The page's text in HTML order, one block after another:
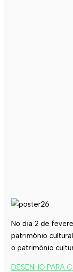
No dia 2 de
património
o património
DESENHO PARA